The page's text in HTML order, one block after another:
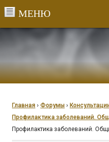
Главная › Форумы ›
Профилактика заболеваний.
Профилактика заболеваний.